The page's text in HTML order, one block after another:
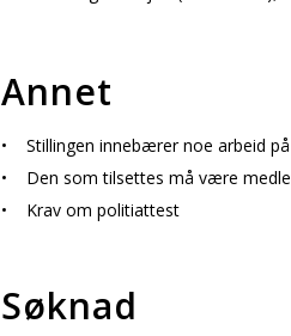
Annet
• Stillingen innebærer noe arbeid
• Den som tilsettes må være
• Krav om politiattest
Søknad